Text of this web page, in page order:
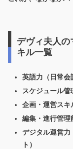
デヴィ夫人
キル一覧
英語力（日常会
スケジュール管
企画・運営スキ
編集・進行管理
デジタル運営力
ト）